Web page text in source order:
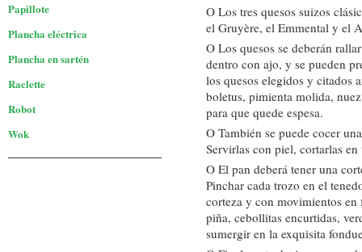
Papillote
Plancha eléctrica
Plancha en sartén
Raclette
Robot
Wok
O Los tres quesos suizos
el Gruyère, el Emmental y el
O Los quesos se deberán
dentro con ajo, y se pueden
los quesos elegidos y citados
boletus, pimienta molida,
para que quede espesa.
O También se puede cocer
Servirlas con piel, cortarlas
O El pan deberá tener una
Pinchar cada trozo en el
corteza y con movimientos en
piña, cebollitas encurtidas,
sumergir en la exquisita